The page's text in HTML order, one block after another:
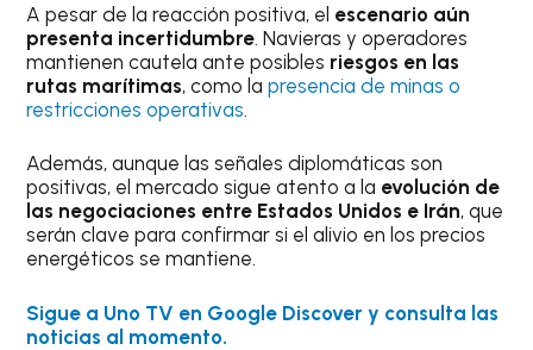
A pesar de la reacción positiva, el escenario aún
presenta incertidumbre. Navieras y operadores
mantienen cautela ante posibles riesgos en las
rutas marítimas, como lapresencia de minas o
restricciones operativas.
Además, aunque las señales diplomáticas son
positivas, el mercado sigue atento a la evolución de
las negociaciones entre Estados Unidos e Irán, que
serán clave para confirmar si el alivio en los precios
energéticos se mantiene.
Sigue a Uno TV en Google Discover y consulta las
noticias al momento.